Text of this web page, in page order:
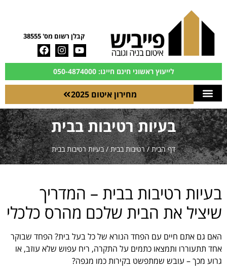
קבלן רשום מס' 38555
לייעוץ ראשוני חינם חייגו: 050-4874000
מחירון איטום 2025
בעיות רטיבות בבית
דף הבית/רטיבות בבית/בעיות רטיבות בבית
בעיות רטיבות בבית – המדריך
שיציל את הבית שלכם מהרס כלכלי
האם גם אתם חיים עם הפחד הנורא של כל בעל בית? הפחד שבוקר
אחד תתעוררו ותמצאו כתמים על התקרה, ריח עפוש שלא עוזב, או
גרוע מכך – עובש שמתפשט בקירות כמו מגפה?